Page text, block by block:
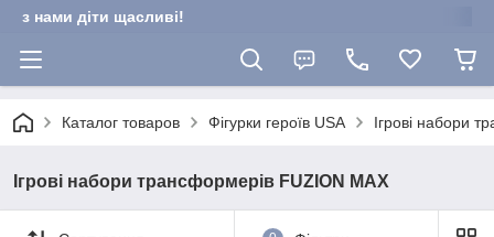
з нами діти щасливі!
Каталог товаров Фігурки героїв USA Ігрові набори
Ігрові набори трансформерів FUZION MAX